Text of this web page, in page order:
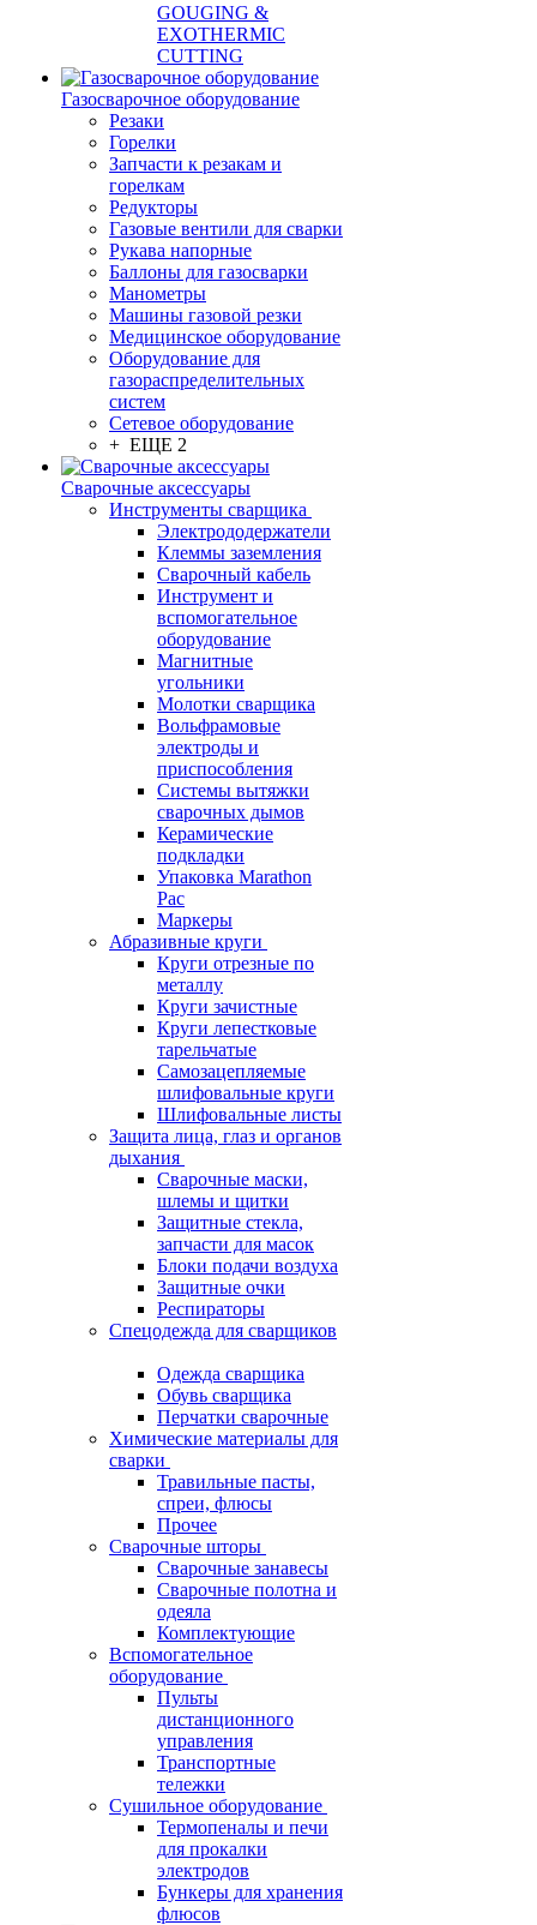
GOUGING &
EXOTHERMIC
CUTTING
Газосварочное оборудование
Резаки
Горелки
Запчасти к резакам и
горелкам
Редукторы
Газовые вентили для сварки
Рукава напорные
Баллоны для газосварки
Манометры
Машины газовой резки
Медицинское оборудование
Оборудование для
газораспределительных
систем
Сетевое оборудование
+ ЕЩЕ 2
Сварочные аксессуары
Инструменты сварщика
Электрододержатели
Клеммы заземления
Сварочный кабель
Инструмент и
вспомогательное
оборудование
Магнитные
угольники
Молотки сварщика
Вольфрамовые
электроды и
приспособления
Системы вытяжки
сварочных дымов
Керамические
подкладки
Упаковка Marathon
Pac
Маркеры
Абразивные круги
Круги отрезные по
металлу
Круги зачистные
Круги лепестковые
тарельчатые
Самозацепляемые
шлифовальные круги
Шлифовальные листы
Защита лица, глаз и органов
дыхания
Сварочные маски,
шлемы и щитки
Защитные стекла,
запчасти для масок
Блоки подачи воздуха
Защитные очки
Респираторы
Спецодежда для сварщиков
Одежда сварщика
Обувь сварщика
Перчатки сварочные
Химические материалы для
сварки
Травильные пасты,
спреи, флюсы
Прочее
Сварочные шторы
Сварочные занавесы
Сварочные полотна и
одеяла
Комплектующие
Вспомогательное
оборудование
Пульты
дистанционного
управления
Транспортные
тележки
Сушильное оборудование
Термопеналы и печи
для прокалки
электродов
Бункеры для хранения
флюсов